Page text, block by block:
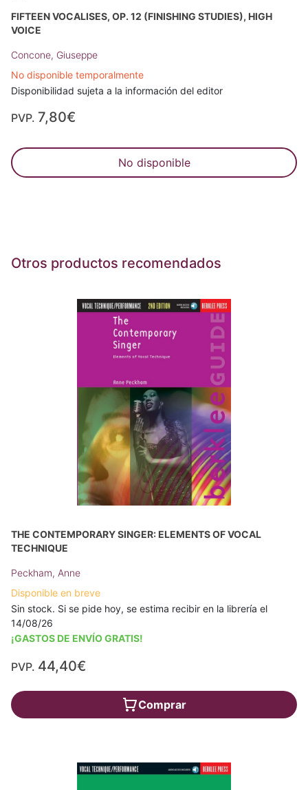
FIFTEEN VOCALISES, OP. 12 (FINISHING STUDIES), HIGH
VOICE
Concone, Giuseppe
No disponible temporalmente
Disponibilidad sujeta a la información del editor
PVP. 7,80€
No disponible
Otros productos recomendados
THE CONTEMPORARY SINGER: ELEMENTS OF VOCAL
TECHNIQUE
Peckham, Anne
Disponible en breve
Sin stock. Si se pide hoy, se estima recibir en la librería el
14/08/26
¡GASTOS DE ENVÍO GRATIS!
PVP. 44,40€
Comprar